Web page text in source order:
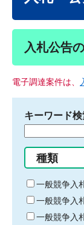
入札公告
電子調達案件は、
キーワード検
る
キ
ー
ワ
ー
種類
一般競争入
一般競争入
一般競争入